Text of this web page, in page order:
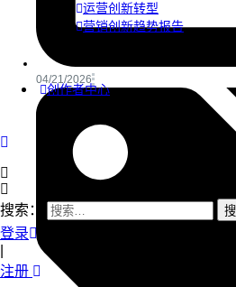
运营创新转型
营销创新趋势报告
创作者中心
搜索：
登录
注册
04/21/2026